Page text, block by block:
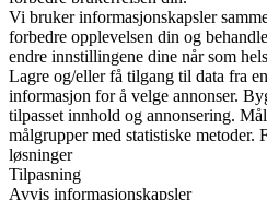
Vi bruker informasjonskapsler
forbedre opplevelsen din og
endre innstillingene dine når som
Lagre og/eller få tilgang til data fra
informasjon for å velge annonser.
tilpasset innhold og annonsering.
målgrupper med statistiske metoder.
løsninger
Tilpasning
Avvis informasjonskapsler